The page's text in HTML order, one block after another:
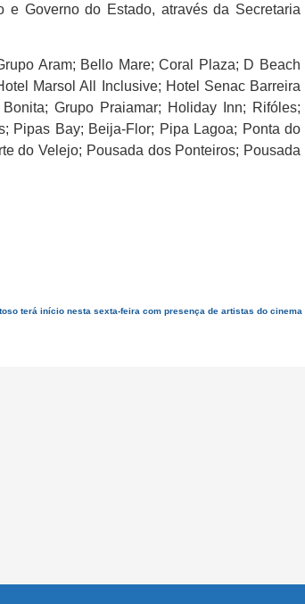
Governo do Estado, através da Secretaria
Aram; Bello Mare; Coral Plaza; D Beach
Marsol All Inclusive; Hotel Senac Barreira
Grupo Praiamar; Holiday Inn; Rifóles;
Pipas Bay; Beija-Flor; Pipa Lagoa; Ponta do
do Velejo; Pousada dos Ponteiros; Pousada
terá início nesta sexta-feira com presença de artistas do cinema